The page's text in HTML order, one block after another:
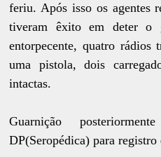
feriu. Após isso os agentes
tiveram êxito em deter o
entorpecente, quatro rádios
uma pistola, dois
intactas.
Guarnição
DP(Seropédica) para registro